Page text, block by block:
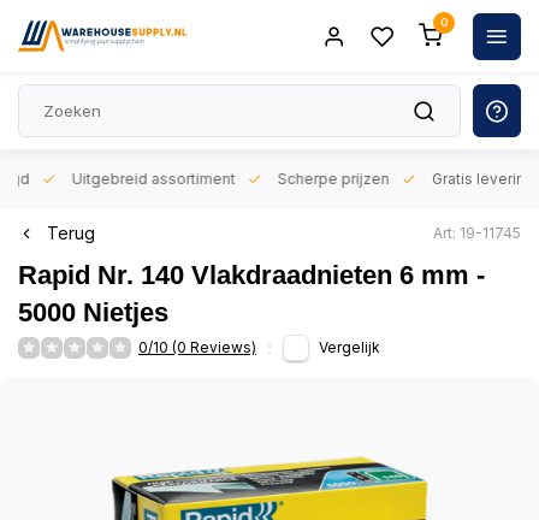
0
Uitgebreid assortiment Scherpe prijzen Gratis levering
Terug Art: 19-11745
Rapid Nr. 140 Vlakdraadnieten 6 mm -
5000 Nietjes
0/10 (0 Reviews) Vergelijk